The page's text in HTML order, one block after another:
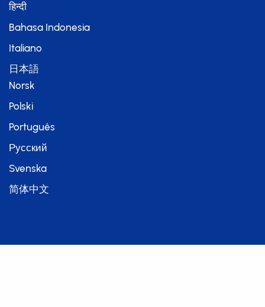
हिन्दी
Bahasa Indonesia
Italiano
日本語
Norsk
Polski
Português
Русский
Svenska
简体中文